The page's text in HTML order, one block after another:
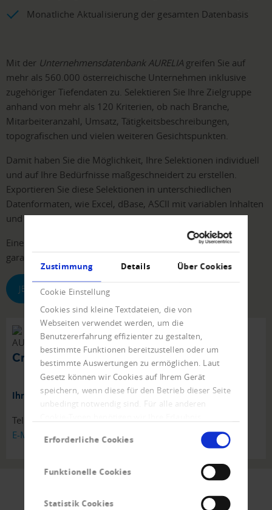
Zustimmung Details Über Cookies
Cookie Einstellung
Cookies sind kleine Textdateien, die von
Webseiten verwendet werden, um die
Benutzererfahrung effizienter zu gestalten,
bestimmte Funktionen bereitzustellen oder um
bestimmte Auswertungen zu ermöglichen. Laut
Gesetz können wir Cookies auf Ihrem Gerät
speichern, wenn diese für den Betrieb dieser Seite
unbedingt notwendig sind. Für alle anderen
Erforderliche Cookies
Funktionelle Cookies
Statistik Cookies
Monatliche Aktualisierung der gesamten Datenbasis
Mit der Unternehmensdatenbank AURELIA greifen Sie auf
mehr als 560.000 österreichische Unternehmen inklusive
zugehöriger Tiefendaten zu. Selektieren Sie Ihre Zielgruppe
anhand von mehr als 120 Kriterien, ob nach Branche,
Mitarbeiteranzahl, Umsatz, Tätigkeitsbeschreibungen,
topografischen und vielen weiteren Gesichtspunkten.
Damit haben Sie die Möglichkeit, Ihre Selektionen individuell
und auf Ihre Bedürfnisse maßgeschneidert zu erstellen.
Exportieren Sie diese Selektionen in unterschiedlichen
Datenformaten, wie Excel, dBase, ASCII mit variablen Inhalten
und Tiefendaten.
Eine leistungsfähige und bedienerfreundliche Software
garantiert Ihnen eine professionelle Datenbanknutzung.
JETZT TESTEN
Creditreform Österreich
Ihr direkter Kontakt zu einer persönlichen Beratung:
Tel
E-Mail schreiben